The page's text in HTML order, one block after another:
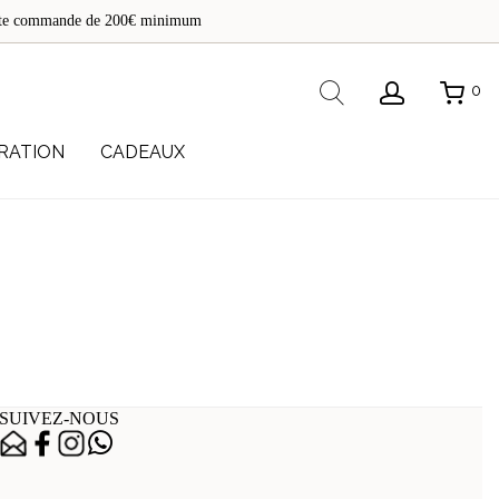
commande de 200€ minimum
CADEAUX
Rechercher0
SUIVEZ-NOUS